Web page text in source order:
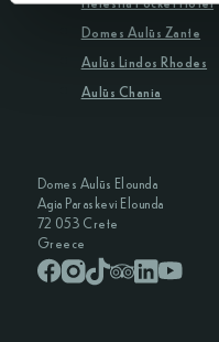
Domes Aulūs Elounda
Agia Paraskevi Elounda
72 053 Crete
Greece
Domes Aulūs Zante
Aulūs Lindos Rhodes
Aulūs Chania